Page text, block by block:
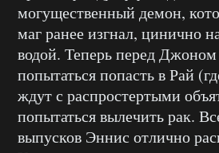
могущественный демон,
маг ранее изгнал, цинично
водой. Теперь перед
попытаться попасть в Рай
ждут с распростертыми
попытаться вылечить рак.
выпусков Эннис отлично